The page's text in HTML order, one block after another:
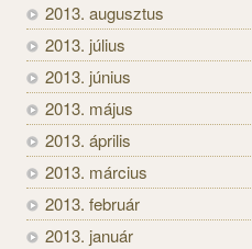
2013. augusztus
2013. július
2013. június
2013. május
2013. április
2013. március
2013. február
2013. január